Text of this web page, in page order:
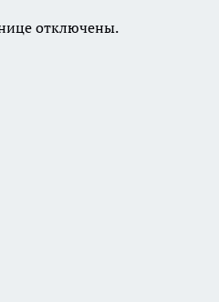
отключены.